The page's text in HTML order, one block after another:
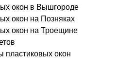
окон в Вышгороде
окон на Позняках
окон на Троещине
пластиковых окон